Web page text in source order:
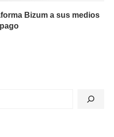
Bizum a sus medios